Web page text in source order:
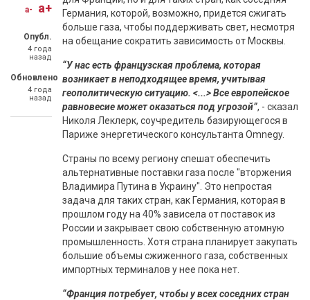
a- a+
Опубл.
4 года
назад
Обновлено
4 года
назад
Германия, которой, возможно, придется сжигать
больше газа, чтобы поддерживать свет, несмотря
на обещание сократить зависимость от Москвы.
“У нас есть французская проблема, которая
возникает в неподходящее время, учитывая
геополитическую ситуацию. <...> Все европейское
равновесие может оказаться под угрозой”, - сказал
Николя Леклерк, соучредитель базирующегося в
Париже энергетического консультанта Omnegy.
Страны по всему региону спешат обеспечить
альтернативные поставки газа после "вторжения
Владимира Путина в Украину". Это непростая
задача для таких стран, как Германия, которая в
прошлом году на 40% зависела от поставок из
России и закрывает свою собственную атомную
промышленность. Хотя страна планирует закупать
большие объемы сжиженного газа, собственных
импортных терминалов у нее пока нет.
“Франция потребует, чтобы у всех соседних стран